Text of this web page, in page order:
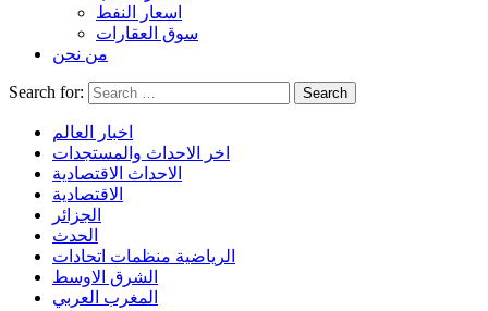
اسعار النفط
سوق العقارات
من نحن
Search for:
اخبار العالم
اخر الاحداث والمستجدات
الاحداث الاقتصادية
الاقتصادية
الجزائر
الحدث
الرياضية منظمات اتحادات
الشرق الاوسط
المغرب العربي